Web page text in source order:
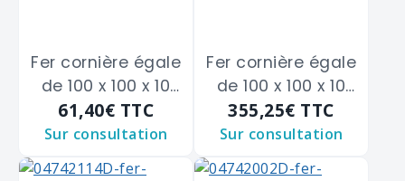
Fer cornière égale
de 100 x 100 x 10
m/m
61,40€ TTC
Sur consultation
Fer cornière égale
de 100 x 100 x 10
m/m
355,25€ TTC
Sur consultation